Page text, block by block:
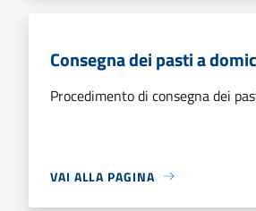
Consegna dei pasti a
Procedimento di consegna dei
VAI ALLA PAGINA